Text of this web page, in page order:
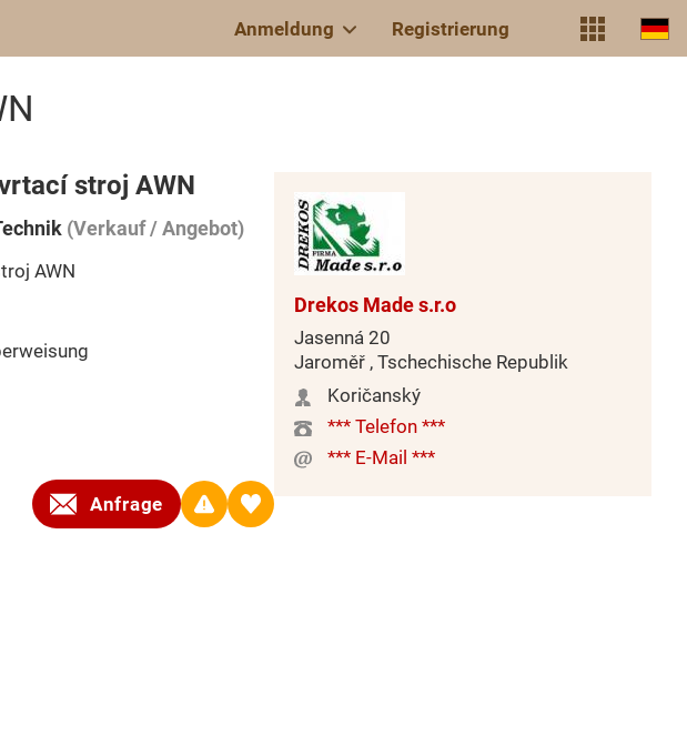
Anmeldung Registrierung
stroj AWN
(Verkauf / Angebot)
AWN
Anfrage
Drekos Made s.r.o
Jasenná 20
Jaroměř , Tschechische Republik
Koričanský
*** Telefon ***
*** E-Mail ***